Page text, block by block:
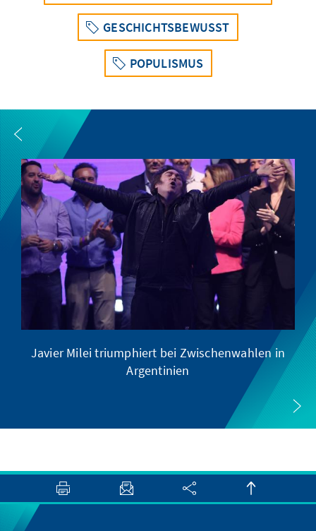
GESCHICHTSBEWUSST
POPULISMUS
Javier Milei triumphiert bei Zwischenwahlen in
Argentinien